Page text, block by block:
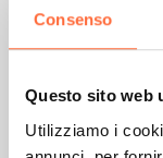
Consenso
Questo sito web
Utilizziamo i